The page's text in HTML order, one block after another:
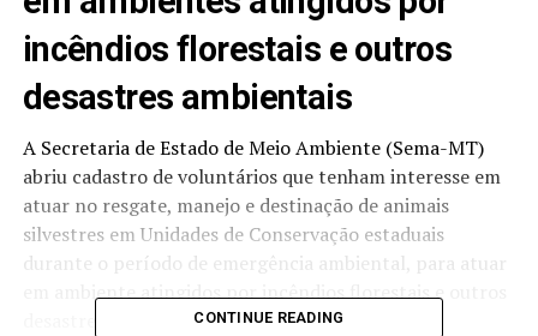
incêndios florestais e outros
desastres ambientais
A Secretaria de Estado de Meio Ambiente (Sema-MT)
abriu cadastro de voluntários que tenham interesse em
atuar no resgate, manejo e destinação de animais
silvestres em Unidades de Conservação estaduais
durante o período de emergência ambiental, para atuar
em ambiente atingidos por incêndios florestais e outros
desastres ambientais.CONTINUE READING